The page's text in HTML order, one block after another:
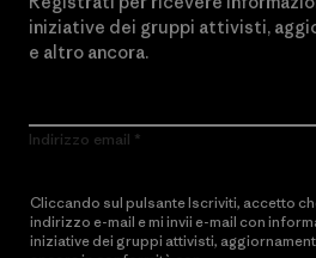
iniziative dei gruppi attivisti,
e altro ancora.
Indirizzo email
Cliccando sul pulsante Iscriviti, accetto
indirizzo e-mail e mi invii e-mail con
iniziative dei gruppi attivisti,